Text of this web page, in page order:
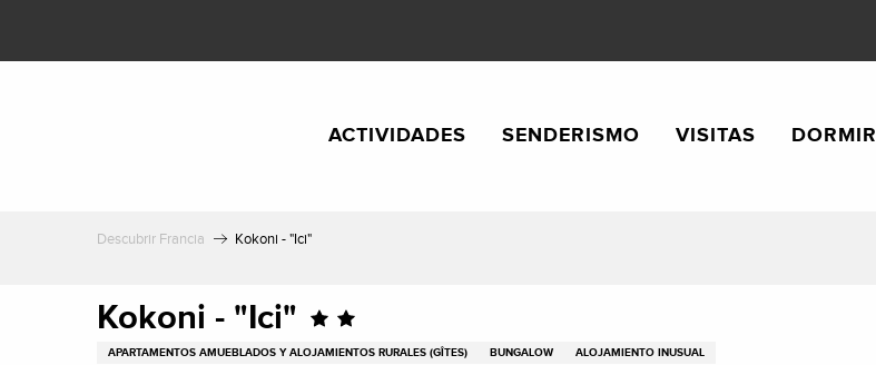
contenu
ACTIVIDADES SENDERISMO VISITAS DORMIR
Descubrir Francia Kokoni - "Ici"
Kokoni - "Ici"
APARTAMENTOS AMUEBLADOS Y ALOJAMIENTOS RURALES (GÎTES) BUNGALOW ALOJAMIENTO INUSUAL